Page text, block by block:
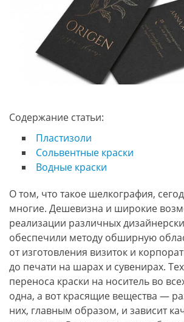
Содержание статьи:
Пластизоли
Сольвентные краски
Водные краски
О том, что такое шелкография,
многие. Дешевизна и широкие
реализации различных
обеспечили методу обширную
от изготовления визиток и
до печати на шарах и сувенирах.
переноса краски на носитель во
одна, а вот красящие вещества —
них, главным образом, и зависит